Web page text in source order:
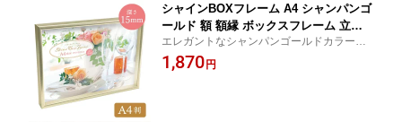
シャインBOXフレーム A4 シャンパンゴ
ールド 額 額縁 ボックスフレーム 立体
額 金 ゴールド おしゃれ ウェディング
エレガントなシャンパンゴールドカラーの
ボックス型フレーム
1,870 円